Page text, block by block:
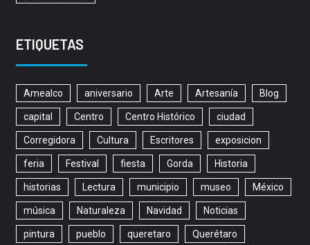
ETIQUETAS
Amealco aniversario Arte Artesanía Blog
capital Centro Centro Histórico ciudad
Corregidora Cultura Escritores exposicion
feria Festival fiesta Gorda Historia
historias Lectura municipio museo México
música Naturaleza Navidad Noticias
pintura pueblo queretaro Querétaro